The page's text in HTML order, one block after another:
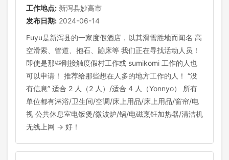
工作地点: 新泻县妙高市
发布日期: 2024-06-14
Fuyu是新泻县的一家度假酒店，以其滑雪胜地而闻名 高
空滑索、管道、抱石、蹦床等 我们正在寻找活动人员！
即使是那些刚接触度假村工作或 sumikomi 工作的人也
可以申请！ 推荐给那些想在人多的地方工作的人！ “没
有信息” 适合 2 人（2 人）/适合 4 人（Yonnyo） 所有
单位都有淋浴/卫生间/空调/床上用品/床上用品/窗帘/电
视 公共休息室电饭煲/微波炉/锅/电磁烹饪加热器/清洁机
无线上网 → 好！